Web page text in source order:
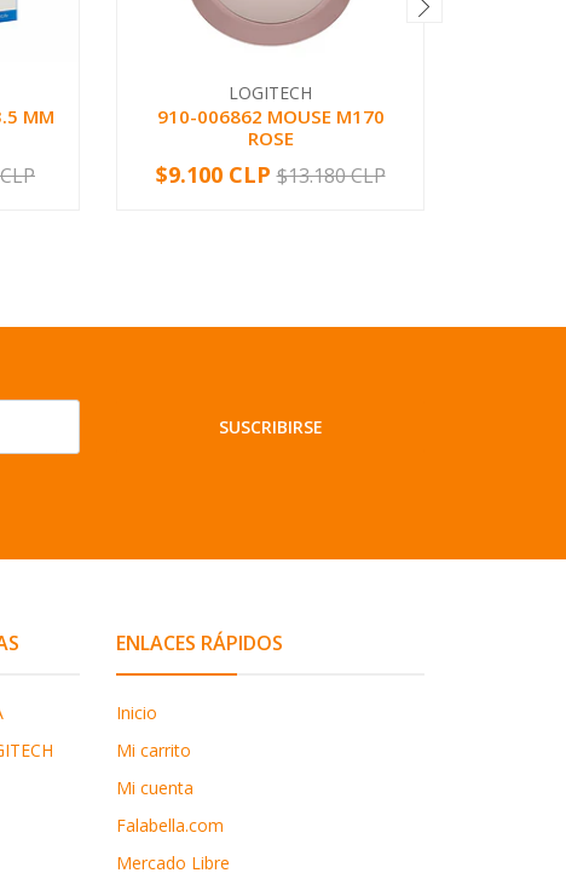
MM
LOGITECH
910-006862 MOUSE M170
ROSE
+
$9.100 CLP $13.180 CLP
SUSCRIBIRSE
ENLACES RÁPIDOS
Inicio
Mi carrito
Mi cuenta
Falabella.com
Mercado Libre